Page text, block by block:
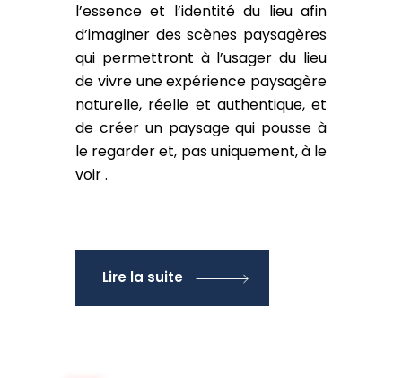
l’essence et l’identité du lieu afin
d’imaginer des scènes paysagères
qui permettront à l’usager du lieu
de vivre une expérience paysagère
naturelle, réelle et authentique, et
de créer un paysage qui pousse à
le regarder et, pas uniquement, à le
voir .
Lire la suite